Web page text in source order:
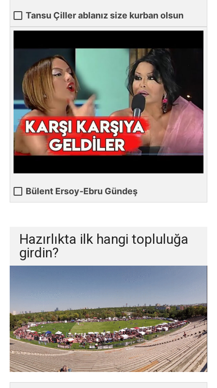
Tansu Çiller ablanız size kurban olsun
Bülent Ersoy-Ebru Gündeş
Hazırlıkta ilk hangi topluluğa
girdin?